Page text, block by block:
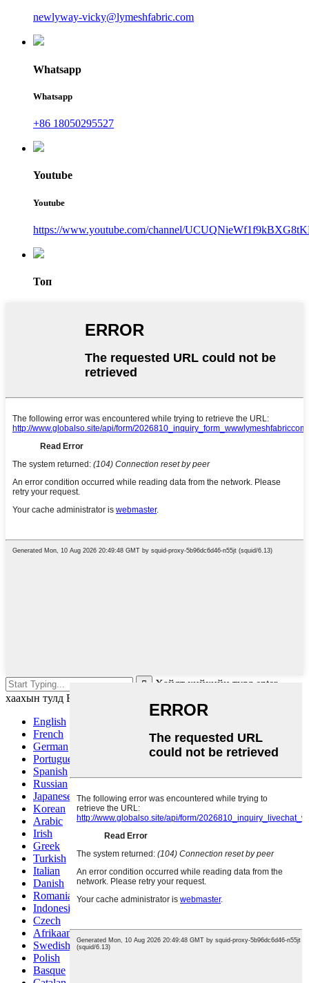
newlyway-vicky@lymeshfabric.com
Whatsapp
Whatsapp
+86 18050295527
Youtube
Youtube
https://www.youtube.com/channel/
Топ
Хайлт хийхийн тулд enter,
хаахын тулд ESC товчийг дарна уу
English
French
German
Portuguese
Spanish
Russian
Japanese
Korean
Arabic
Irish
Greek
Turkish
Italian
Danish
Romanian
Indonesian
Czech
Afrikaans
Swedish
Polish
Basque